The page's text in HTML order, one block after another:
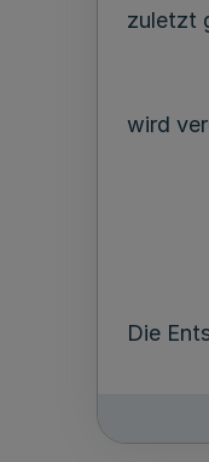
zuletzt
wird
Die